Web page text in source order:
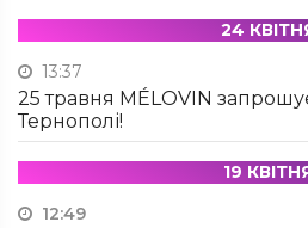
24
13:37
25 травня MÉLOVIN
Тернополі!
19
12:49